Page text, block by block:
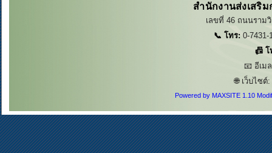
สำนักงานส่งเสริ
เลขที่ 46 ถนนราม
📞 โทร:0-7431-
📠 โ
📧 อีเม
🌐 เว็บไซต์:
Powered by MAXSITE 1.10